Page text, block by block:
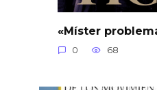
«Míster
0 68